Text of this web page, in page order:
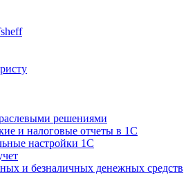
решениями
и налоговые отчеты в 1С
настройки 1С
и безналичных денежных средств